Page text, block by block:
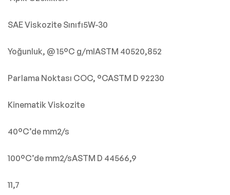
SAE Viskozite Sınıfı5W-30
Yoğunluk, @ 15°C g/mlASTM 40520,852
Parlama Noktası COC, °CASTM D 92230
Kinematik Viskozite
40°C’de mm2/s
100°C’de mm2/sASTM D 44566,9
11,7